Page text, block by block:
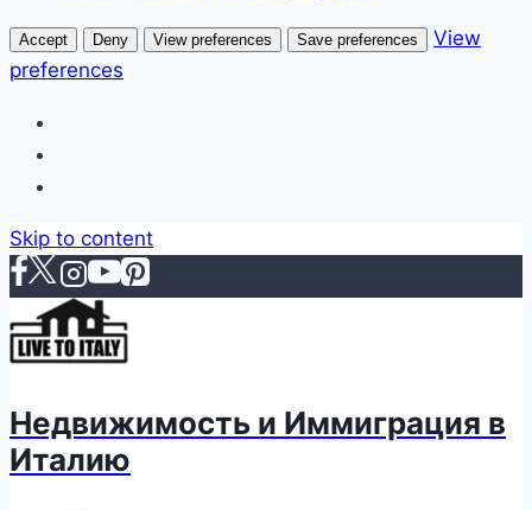
Accept Deny View preferences Save preferences
View
preferences
Skip to content
Недвижимость и Иммиграция в
Италию